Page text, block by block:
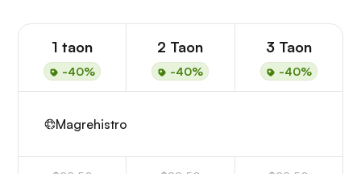
1 taon
-40%
2 Taon
-40%
3 Taon
-40%
Magrehistro